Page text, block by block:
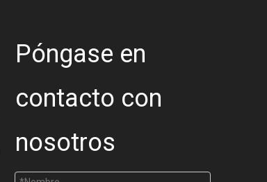
Póngase en
contacto con
nosotros